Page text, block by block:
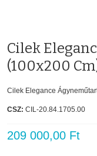
Cilek
(100x200
Cilek Elegance
CSZ: CIL-20.84.1705.00
209 000,00 Ft